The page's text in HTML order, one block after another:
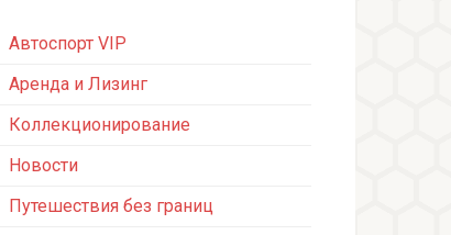
Автоспорт VIP
Аренда и Лизинг
Коллекционирование
Новости
Путешествия без границ